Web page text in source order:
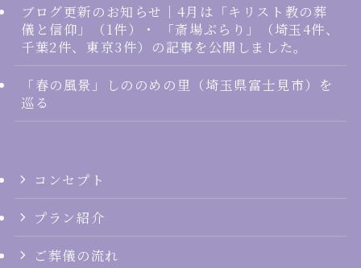
ブログ更新のお知らせ｜4月は「キリスト教の葬
儀と信仰」（1件）・ 「斎場ぶらり」（埼玉4件、
千葉2件、東京3件）の記事を公開しました。
「春の風景」しののめの里（埼玉県富士見市）を
巡る
コンセプト
プラン紹介
ご葬儀の流れ